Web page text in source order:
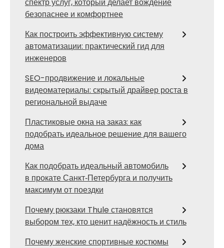
безопаснее и комфортнее
Как построить эффективную систему
автоматизации: практический гид для
инженеров
SEO-продвижение и локальные
видеоматериалы: скрытый драйвер роста в
региональной выдаче
Пластиковые окна на заказ: как
подобрать идеальное решение для вашего
дома
Как подобрать идеальный автомобиль
в прокате Санкт‑Петербурга и получить
максимум от поездки
Почему рюкзаки Thule становятся
выбором тех, кто ценит надёжность и стиль
Почему женские спортивные костюмы